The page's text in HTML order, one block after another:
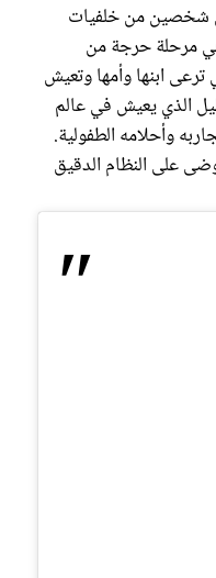
شخصين من خلفيات
مرحلة حرجة من
ترعى ابنها وأمها وتعيش
الذي يعيش في عالم
وأحلامه الطفولية.
على النظام الدقيق